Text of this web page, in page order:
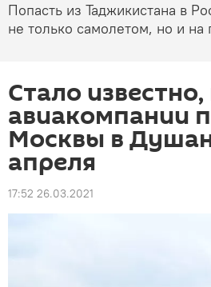
Попасть из Таджикистана в
не только самолетом, но и на
Стало
авиакомпании
Москвы в
апреля
17:52 26.03.2021